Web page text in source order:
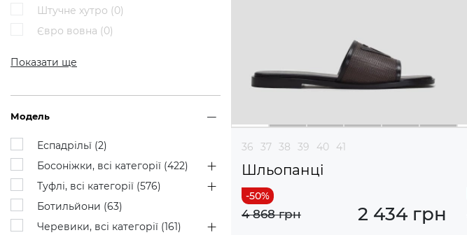
Штучне хутро (0)
Євро вовна (0)
Показати ще
Модель
Еспадрільї (2)
Босоніжки, всі категорії (422)
Туфлі, всі категорії (576)
Ботильйони (63)
Черевики, всі категорії (161)
36 37 38 39 40 41
Шльопанці
2 434 грн
4 868 грн